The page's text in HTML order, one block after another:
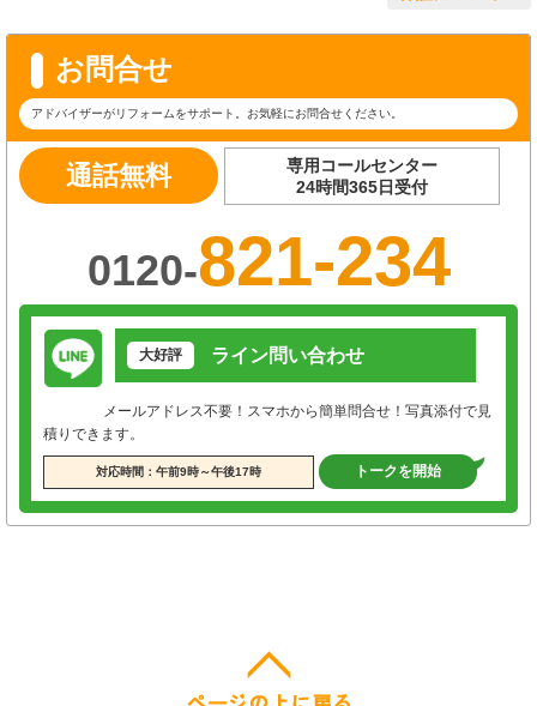
お問合せ
アドバイザーがリフォームをサポート。お気軽にお問合せください。
通話無料
専用コールセンター
24時間365日受付
0120-821-234
大好評 ライン問い合わせ
メールアドレス不要！スマホから簡単問合せ！写真添付で見
積りできます。
対応時間：午前9時～午後17時 トークを開始